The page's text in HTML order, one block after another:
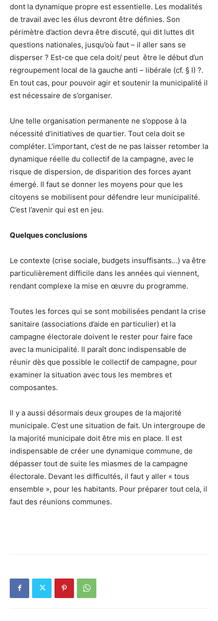
dont la dynamique propre est essentielle. Les modalités
de travail avec les élus devront être définies. Son
périmètre d’action devra être discuté, qui dit luttes dit
questions nationales, jusqu’où faut – il aller sans se
disperser ? Est-ce que cela doit/ peut être le début d’un
regroupement local de la gauche anti – libérale (cf. § I) ?.
En tout cas, pour pouvoir agir et soutenir la municipalité il
est nécessaire de s’organiser.
Une telle organisation permanente ne s’oppose à la
nécessité d’initiatives de quartier. Tout cela doit se
compléter. L’important, c’est de ne pas laisser retomber la
dynamique réelle du collectif de la campagne, avec le
risque de dispersion, de disparition des forces ayant
émergé. Il faut se donner les moyens pour que les
citoyens se mobilisent pour défendre leur municipalité.
C’est l’avenir qui est en jeu.
Quelques conclusions
Le contexte (crise sociale, budgets insuffisants…) va être
particulièrement difficile dans les années qui viennent,
rendant complexe la mise en œuvre du programme.
Toutes les forces qui se sont mobilisées pendant la crise
sanitaire (associations d’aide en particulier) et la
campagne électorale doivent le rester pour faire face
avec la municipalité. Il paraît donc indispensable de
réunir dès que possible le collectif de campagne, pour
examiner la situation avec tous les membres et
composantes.
Il y a aussi désormais deux groupes de la majorité
municipale. C’est une situation de fait. Un intergroupe de
la majorité municipale doit être mis en place. Il est
indispensable de créer une dynamique commune, de
dépasser tout de suite les miasmes de la campagne
électorale. Devant les difficultés, il faut y aller « tous
ensemble », pour les habitants. Pour préparer tout cela, il
faut des réunions communes.